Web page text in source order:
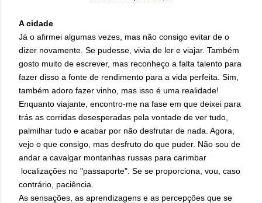
A cidade
Já o afirmei algumas vezes, mas não consigo evitar de o
dizer novamente. Se pudesse, vivia de ler e viajar. Também
gosto muito de escrever, mas reconheço a falta talento para
fazer disso a fonte de rendimento para a vida perfeita. Sim,
também adoro fazer vinho, mas isso é uma realidade!
Enquanto viajante, encontro-me na fase em que deixei para
trás as corridas desesperadas pela vontade de ver tudo,
palmilhar tudo e acabar por não desfrutar de nada. Agora,
vejo o que consigo, mas desfruto do que puder. Não sou de
andar a cavalgar montanhas russas para carimbar
localizações no "passaporte". Se se proporciona, vou, caso
contrário, paciência.
As sensações, as aprendizagens e as percepções que se